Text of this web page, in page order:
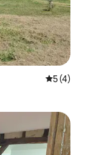
5 av 5 i
5 (4)